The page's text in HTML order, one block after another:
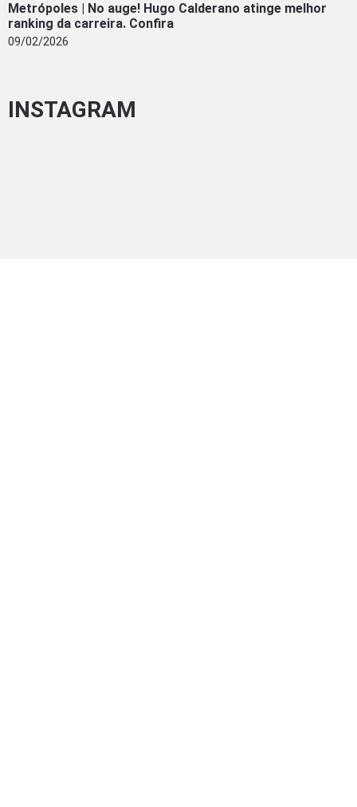
Metrópoles | No auge! Hugo Calderano atinge melhor
ranking da carreira. Confira
09/02/2026
INSTAGRAM